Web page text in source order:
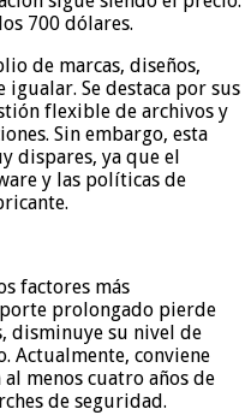
700 dólares.
de marcas, diseños,
Se destaca por sus
flexible de archivos y
Sin embargo, esta
dispares, ya que el
y las políticas de
factores más
prolongado pierde
disminuye su nivel de
Actualmente, conviene
menos cuatro años de
de seguridad.